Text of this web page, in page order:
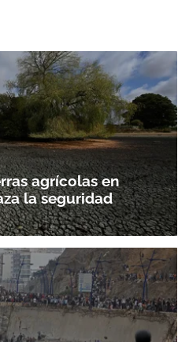
agrícolas en
la seguridad